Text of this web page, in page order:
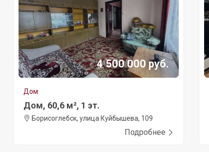
4 500 000 руб.
Дом
Дом, 60,6 м², 1 эт.
Борисоглебск, улица Куйбышева, 109
Подробнее